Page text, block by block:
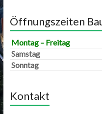
Öffnungszeiten
Montag – Freitag
Samstag
Sonntag
Kontakt